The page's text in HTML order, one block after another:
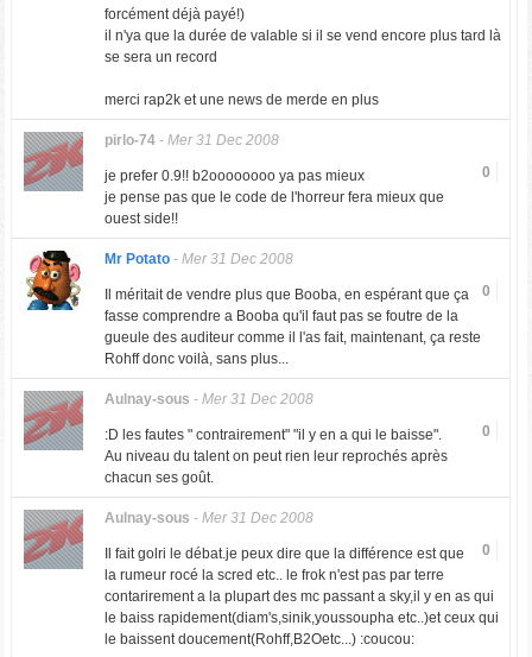
forcément déjà payé!)
il n'ya que la durée de valable si il se vend encore plus tard là
se sera un record
merci rap2k et une news de merde en plus
pirlo-74- Mer 31 Dec 2008
0
je prefer 0.9!! b2oooooooo ya pas mieux
je pense pas que le code de l'horreur fera mieux que
ouest side!!
Mr Potato- Mer 31 Dec 2008
0
Il méritait de vendre plus que Booba, en espérant que ça
fasse comprendre a Booba qu'il faut pas se foutre de la
gueule des auditeur comme il l'as fait, maintenant, ça reste
Rohff donc voilà, sans plus...
Aulnay-sous - Mer 31 Dec 2008
0
:D les fautes " contrairement" "il y en a qui le baisse".
Au niveau du talent on peut rien leur reprochés après
chacun ses goût.
Aulnay-sous - Mer 31 Dec 2008
0
Il fait golri le débat.je peux dire que la différence est que
la rumeur rocé la scred etc.. le frok n'est pas par terre
contarirement a la plupart des mc passant a sky,il y en as qui
le baiss rapidement(diam's,sinik,youssoupha etc..)et ceux qui
le baissent doucement(Rohff,B2Oetc...) :coucou: